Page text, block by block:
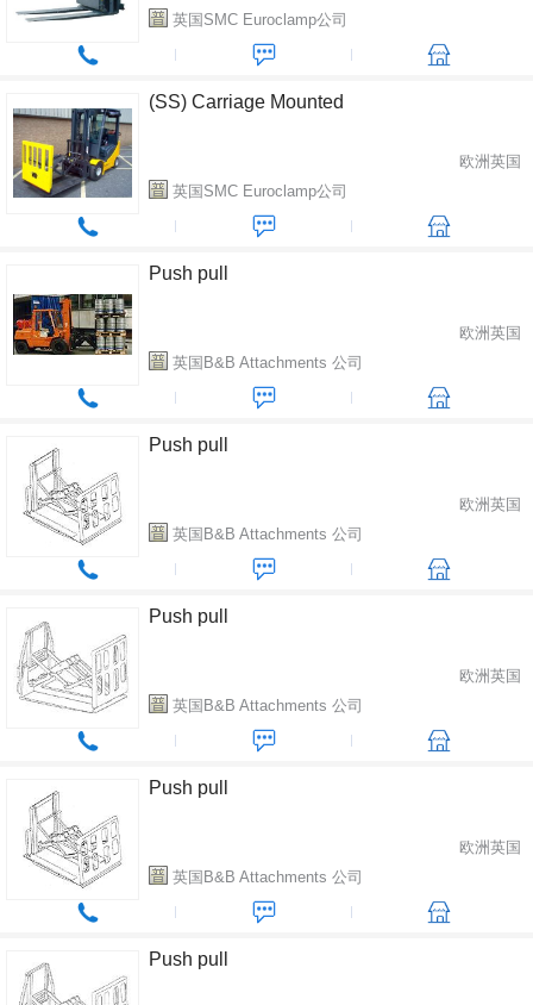
英国SMC Euroclamp公司
(SS) Carriage Mounted
欧洲英国
英国SMC Euroclamp公司
Push pull
欧洲英国
英国B&B Attachments 公司
Push pull
欧洲英国
英国B&B Attachments 公司
Push pull
欧洲英国
英国B&B Attachments 公司
Push pull
欧洲英国
英国B&B Attachments 公司
Push pull